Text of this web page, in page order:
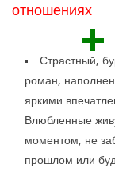
отношениях
+
Страстный,
роман,
яркими
Влюбленные
моментом, не
прошлом или